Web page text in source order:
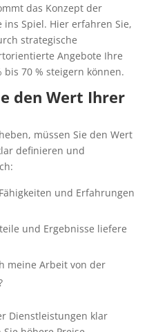
das Konzept der
Spiel. Hier erfahren Sie,
strategische
Angebote Ihre
bis 70 % steigern können.
den Wert Ihrer
müssen Sie den Wert
definieren und
und Erfahrungen
und Ergebnisse liefere
meine Arbeit von der
Dienstleistungen klar